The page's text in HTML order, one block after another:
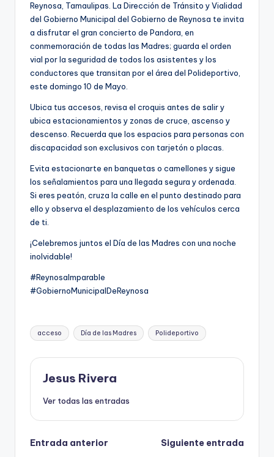
Reynosa, Tamaulipas. La Dirección de Tránsito y Vialidad
del Gobierno Municipal del Gobierno de Reynosa te invita
a disfrutar el gran concierto de Pandora, en
conmemoración de todas las Madres; guarda el orden
vial por la seguridad de todos los asistentes y los
conductores que transitan por el área del Polideportivo,
este domingo 10 de Mayo.
Ubica tus accesos, revisa el croquis antes de salir y
ubica estacionamientos y zonas de cruce, ascenso y
descenso. Recuerda que los espacios para personas con
discapacidad son exclusivos con tarjetón o placas.
Evita estacionarte en banquetas o camellones y sigue
los señalamientos para una llegada segura y ordenada.
Si eres peatón, cruza la calle en el punto destinado para
ello y observa el desplazamiento de los vehículos cerca
de ti.
¡Celebremos juntos el Día de las Madres con una noche
inolvidable!
#ReynosaImparable
#GobiernoMunicipalDeReynosa
Etiquetas:
acceso Día de las Madres Polideportivo
Jesus Rivera
Ver todas las entradas
Navegación
Entrada anterior Siguiente entrada